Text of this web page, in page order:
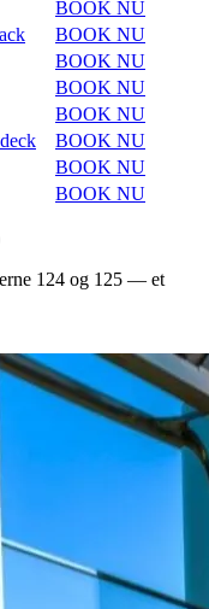
BOOK NU
BOOK NU
BOOK NU
BOOK NU
BOOK NU
BOOK NU
BOOK NU
BOOK NU
124 og 125 — et